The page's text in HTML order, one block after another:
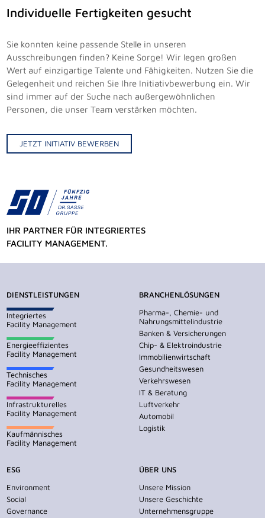
Individuelle Fertigkeiten gesucht
Sie konnten keine passende Stelle in unseren
Ausschreibungen finden? Keine Sorge! Wir legen großen
Wert auf einzigartige Talente und Fähigkeiten. Nutzen Sie die
Gelegenheit und reichen Sie Ihre Initiativbewerbung ein. Wir
sind immer auf der Suche nach außergewöhnlichen
Personen, die unser Team verstärken möchten.
JETZT INITIATIV BEWERBEN
IHR PARTNER FÜR INTEGRIERTES
FACILITY MANAGEMENT.
DIENSTLEISTUNGEN
Integriertes
Facility Management
Energieeffizientes
Facility Management
Technisches
Facility Management
Infrastrukturelles
Facility Management
Kaufmännisches
Facility Management
BRANCHENLÖSUNGEN
Pharma-, Chemie- und
Nahrungsmittelindustrie
Banken & Versicherungen
Chip- & Elektroindustrie
Immobilienwirtschaft
Gesundheitswesen
Verkehrswesen
IT & Beratung
Luftverkehr
Automobil
Logistik
ESG
Environment
Social
Governance
ÜBER UNS
Unsere Mission
Unsere Geschichte
Unternehmensgruppe